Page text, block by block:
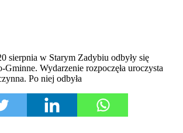
sierpnia w Starym Zadybiu odbyły się
Wydarzenie rozpoczęła uroczysta
Po niej odbyła